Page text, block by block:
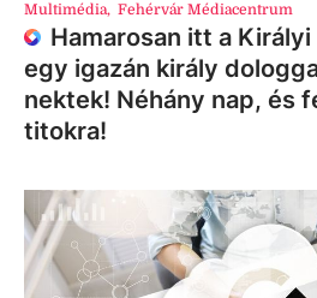
Multimédia, Fehérvár Médiacentrum
Hamarosan itt a
egy igazán király
nektek! Néhány nap, és
titokra!